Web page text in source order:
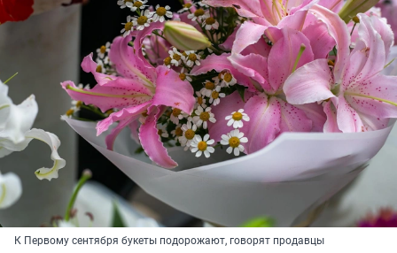
К Первому сентября букеты подорожают, говорят продавцы